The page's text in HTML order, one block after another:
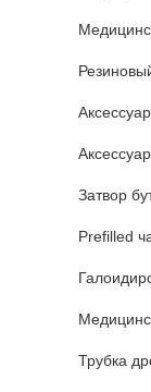
Затвор
Prefilled
Трубка